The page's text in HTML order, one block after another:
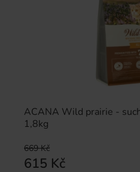
ACANA Wild prairie -
1,8kg
669 Kč
615 Kč